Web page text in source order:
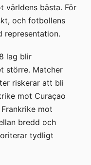
världens bästa. För
och fotbollens
representation.
lag blir
större. Matcher
riskerar att bli
mot Curaçao
mot
bredd och
tydligt